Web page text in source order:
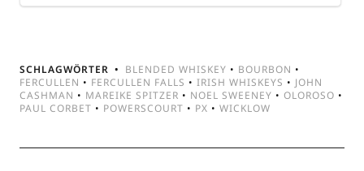
SCHLAGWÖRTER BLENDED WHISKEY • BOURBON •
FERCULLEN • FERCULLEN FALLS • IRISH WHISKEYS • JOHN
CASHMAN • MAREIKE SPITZER • NOEL SWEENEY • OLOROSO •
PAUL CORBET • POWERSCOURT • PX • WICKLOW